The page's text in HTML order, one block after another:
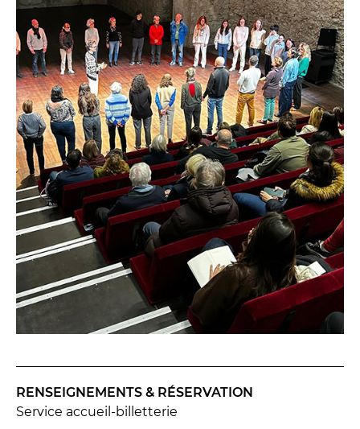
LES ACTIONS PÉDAGOGIQUES
Lettres à... [8eédition]
Les Spectacles itinérants
Moulins en scène
Autour des spectacles
Visites
INFOS PRATIQUES
NOS SALLES
RENSEIGNEMENTS & RÉSERVATION
Service accueil-billetterie